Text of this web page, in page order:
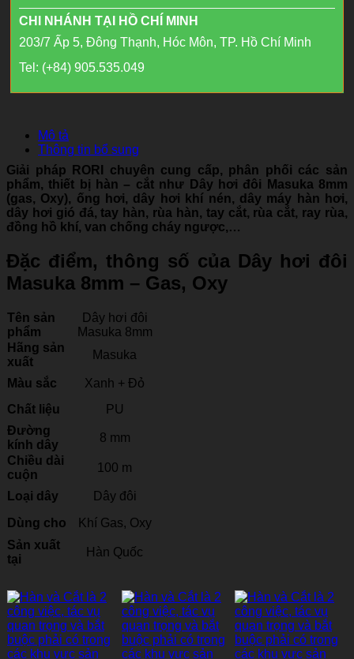
CHI NHÁNH TẠI HỒ CHÍ MINH
203/7 Ấp 5, Đông Thạnh, Hóc Môn, TP. Hồ Chí Minh
Tel: (+84) 905.535.049
Mô tả
Thông tin bổ sung
Giải pháp RORI chuyên cung cấp, phân phối các sản
phẩm, thiết bị hàn – cắt như Dây hơi đôi Masuka 8mm
(gas, Oxy), ống hơi, dây hơi khí nén, dây máy hàn hơi,
dây hơi gió đá, tay hàn, rùa hàn, tay cắt, rùa cắt, ray rùa,
đồng hồ khí, van chống cháy ngược,…
Đặc điểm, thông số của Dây hơi đôi
Masuka 8mm – Gas, Oxy
Tên sản
phẩm
Dây hơi đôi
Masuka 8mm
Hãng sản
xuất
Masuka
Màu sắc
Xanh + Đỏ
Chất liệu
PU
Đường
kính dây
8 mm
Chiều dài
cuộn
100 m
Loại dây
Dây đôi
Dùng cho
Khí Gas, Oxy
Sản xuất
tại
Hàn Quốc